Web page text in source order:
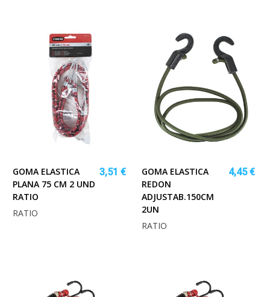
GOMA ELASTICA
PLANA 75 CM 2 UND
RATIO
3,51 €
RATIO
GOMA ELASTICA
REDON
ADJUSTAB.150CM
2UN
4,45 €
RATIO